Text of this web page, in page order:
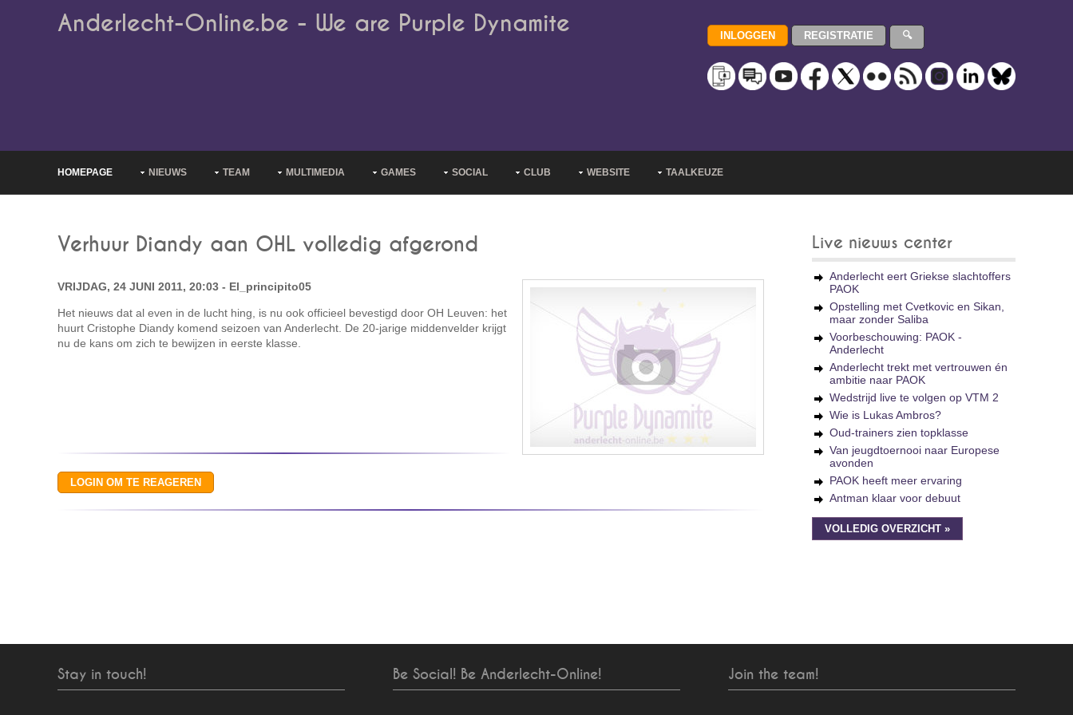
Anderlecht-Online.be - We are Purple Dynamite
HOMEPAGE NIEUWS TEAM MULTIMEDIA GAMES SOCIAL CLUB WEBSITE TAALKEUZE
Verhuur Diandy aan OHL volledig afgerond
VRIJDAG, 24 JUNI 2011, 20:03 - El_principito05
Het nieuws dat al even in de lucht hing, is nu ook officieel bevestigd door OH Leuven: het
huurt Cristophe Diandy komend seizoen van Anderlecht. De 20-jarige middenvelder krijgt
nu de kans om zich te bewijzen in eerste klasse.
Live nieuws center
Anderlecht eert Griekse slachtoffers
PAOK
Opstelling met Cvetkovic en Sikan,
maar zonder Saliba
Voorbeschouwing: PAOK -
Anderlecht
Anderlecht trekt met vertrouwen én
ambitie naar PAOK
Wedstrijd live te volgen op VTM 2
Wie is Lukas Ambros?
Oud-trainers zien topklasse
Van jeugdtoernooi naar Europese
avonden
PAOK heeft meer ervaring
Antman klaar voor debuut
VOLLEDIG OVERZICHT »
Stay in touch! Be Social! Be Anderlecht-Online! Join the team!